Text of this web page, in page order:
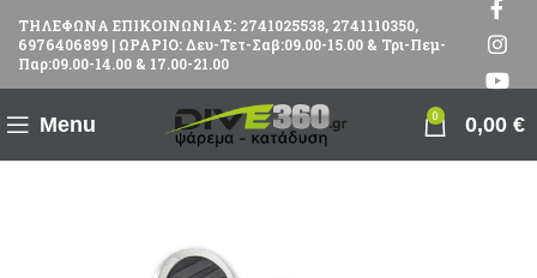
ΤΗΛΕΦΩΝΑ ΕΠΙΚΟΙΝΩΝΙΑΣ: 2741025538, 2741110350,
6976406899 | ΩΡΑΡΙΟ: Δευ-Τετ-Σαβ:09.00-15.00 & Τρι-Πεμ-
Παρ:09.00-14.00 & 17.00-21.00
Menu 0 0,00 €